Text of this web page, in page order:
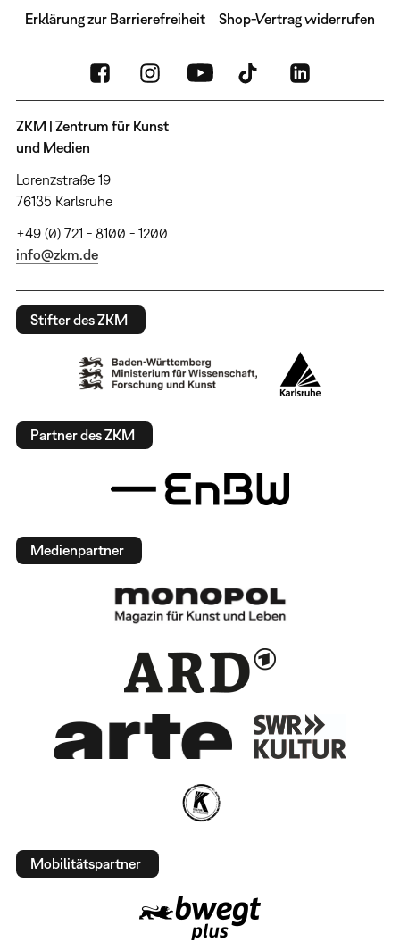
Erklärung zur Barrierefreiheit Shop-Vertrag widerrufen
ZKM | Zentrum für Kunst
und Medien
Lorenzstraße 19
76135 Karlsruhe
+49 (0) 721 - 8100 - 1200
info@zkm.de
Stifter des ZKM
Partner des ZKM
Medienpartner
Mobilitätspartner